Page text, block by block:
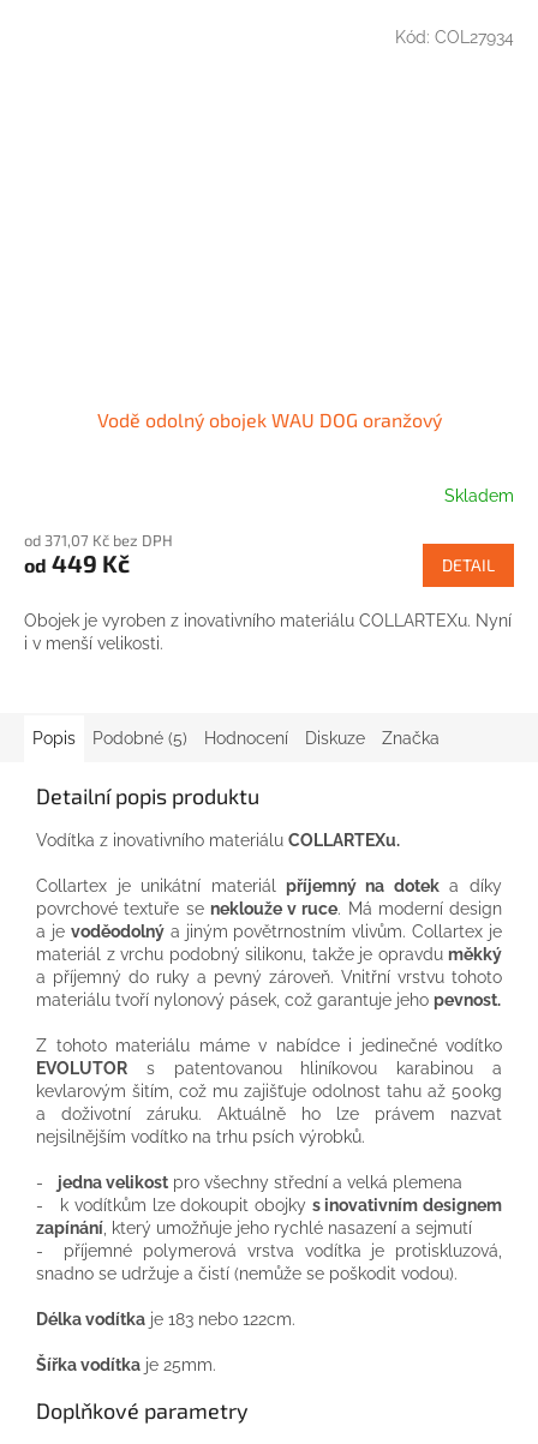
Vodě odolný obojek WAU DOG oranžový
Skladem
od 371,07 Kč bez DPH
od 449 Kč DETAIL
Obojek je vyroben z inovativního materiálu COLLARTEXu. Nyní
i v menší velikosti.
Kód: COL27934
Popis Podobné (5) Hodnocení Diskuze Značka
Detailní popis produktu
Vodítka z inovativního materiálu COLLARTEXu.
Collartex je unikátní materiál příjemný na doteka díky
povrchové textuře se neklouže v ruce. Má moderní design
a je voděodolnýa jiným povětrnostním vlivům. Collartex je
materiál z vrchu podobný silikonu, takže je opravdu měkký
a příjemný do ruky a pevný zároveň. Vnitřní vrstvu tohoto
materiálu tvoří nylonový pásek, což garantuje jeho pevnost.
Z tohoto materiálu máme v nabídce i jedinečné vodítko
EVOLUTOR s patentovanou hliníkovou karabinou a
kevlarovým šitím, což mu zajišťuje odolnost tahu až 500kg
a doživotní záruku. Aktuálně ho lze právem nazvat
nejsilnějším vodítko na trhu psích výrobků.
- jedna velikost pro všechny střední a velká plemena
- k vodítkům lze dokoupit obojky s inovativním designem
zapínání , který umožňuje jeho rychlé nasazení a sejmutí
- příjemné polymerová vrstva vodítka je protiskluzová,
snadno se udržuje a čistí (nemůže se poškodit vodou).
Délka vodítka je 183 nebo 122cm.
Šířka vodítka je 25mm.
Doplňkové parametry